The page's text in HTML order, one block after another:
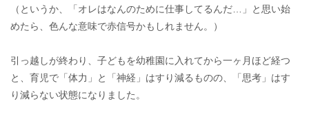
（というか、「オレはなんのために仕事してるんだ…」と思い始
めたら、色んな意味で赤信号かもしれません。）
引っ越しが終わり、子どもを幼稚園に入れてから一ヶ月ほど経つ
と、育児で「体力」と「神経」はすり減るものの、「思考」はす
り減らない状態になりました。